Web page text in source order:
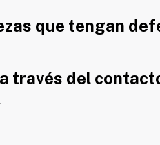
que tengan
través del